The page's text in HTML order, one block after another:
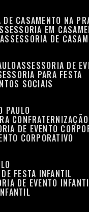
DE CASAMENTO NA
ASSESSORIA EM
ASSESSORIA DE
ASSESSORIA DE
PARA FESTA
SOCIAIS
PAULO
DE EVENTO
CORPORATIVO
DE FESTA INFANTIL
DE EVENTO